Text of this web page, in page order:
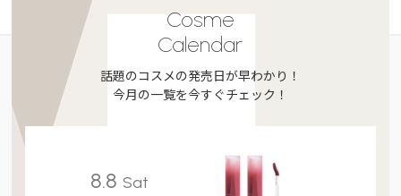
Cosme
Calendar
話題のコスメの発売日が早わかり！
今月の一覧を今すぐチェック！
8.8 Sat